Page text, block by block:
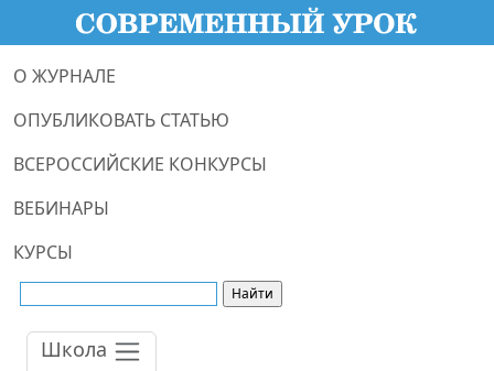
О ЖУРНАЛЕ
ОПУБЛИКОВАТЬ СТАТЬЮ
ВСЕРОССИЙСКИЕ КОНКУРСЫ
ВЕБИНАРЫ
КУРСЫ
Школа